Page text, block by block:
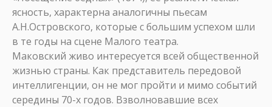
ясность, характерна аналогичны пьесам
А.Н.Островского, которые с большим успехом шли
в те годы на сцене Малого театра.
Маковский живо интересуется всей общественной
жизнью страны. Как представитель передовой
интеллигенции, он не мог пройти и мимо событий
середины 70-х годов. Взволновавшие всех